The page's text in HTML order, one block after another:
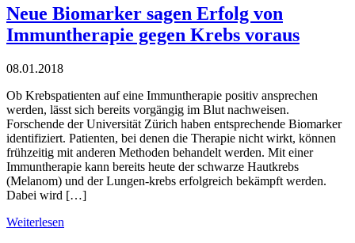
Neue Biomarker sagen Erfolg von
Immuntherapie gegen Krebs voraus
08.01.2018
Ob Krebspatienten auf eine Immuntherapie positiv ansprechen
werden, lässt sich bereits vorgängig im Blut nachweisen.
Forschende der Universität Zürich haben entsprechende Biomarker
identifiziert. Patienten, bei denen die Therapie nicht wirkt, können
frühzeitig mit anderen Methoden behandelt werden. Mit einer
Immuntherapie kann bereits heute der schwarze Hautkrebs
(Melanom) und der Lungen-krebs erfolgreich bekämpft werden.
Dabei wird […]
Weiterlesen